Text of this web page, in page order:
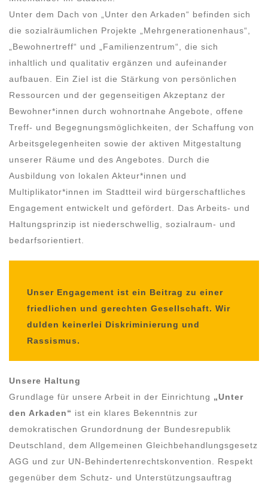
Unter dem Dach von „Unter den Arkaden“ befinden sich
die sozialräumlichen Projekte „Mehrgenerationenhaus“,
„Bewohnertreff“ und „Familienzentrum“, die sich
inhaltlich und qualitativ ergänzen und aufeinander
aufbauen. Ein Ziel ist die Stärkung von persönlichen
Ressourcen und der gegenseitigen Akzeptanz der
Bewohner*innen durch wohnortnahe Angebote, offene
Treff- und Begegnungsmöglichkeiten, der Schaffung von
Arbeitsgelegenheiten sowie der aktiven Mitgestaltung
unserer Räume und des Angebotes. Durch die
Ausbildung von lokalen Akteur*innen und
Multiplikator*innen im Stadtteil wird bürgerschaftliches
Engagement entwickelt und gefördert. Das Arbeits- und
Haltungsprinzip ist niederschwellig, sozialraum- und
bedarfsorientiert.
Unser Engagement ist ein Beitrag zu einer
friedlichen und gerechten Gesellschaft. Wir
dulden keinerlei Diskriminierung und
Rassismus.
Unsere Haltung
Grundlage für unsere Arbeit in der Einrichtung „Unter
den Arkaden“ ist ein klares Bekenntnis zur
demokratischen Grundordnung der Bundesrepublik
Deutschland, dem Allgemeinen Gleichbehandlungsgesetz
AGG und zur UN-Behindertenrechtskonvention. Respekt
gegenüber dem Schutz- und Unterstützungsauftrag